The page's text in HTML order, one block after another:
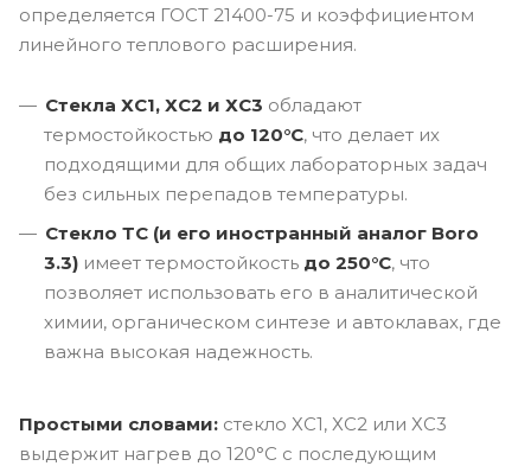
определяется ГОСТ 21400-75 и коэффициентом
линейного теплового расширения.
Стекла ХС1, ХС2 и ХС3 обладают
термостойкостью до 120°C, что делает их
подходящими для общих лабораторных задач
без сильных перепадов температуры.
Стекло ТС (и его иностранный аналог Boro
3.3) имеет термостойкость до 250°C, что
позволяет использовать его в аналитической
химии, органическом синтезе и автоклавах, где
важна высокая надежность.
Простыми словами: стекло ХС1, ХС2 или ХС3
выдержит нагрев до 120°C с последующим